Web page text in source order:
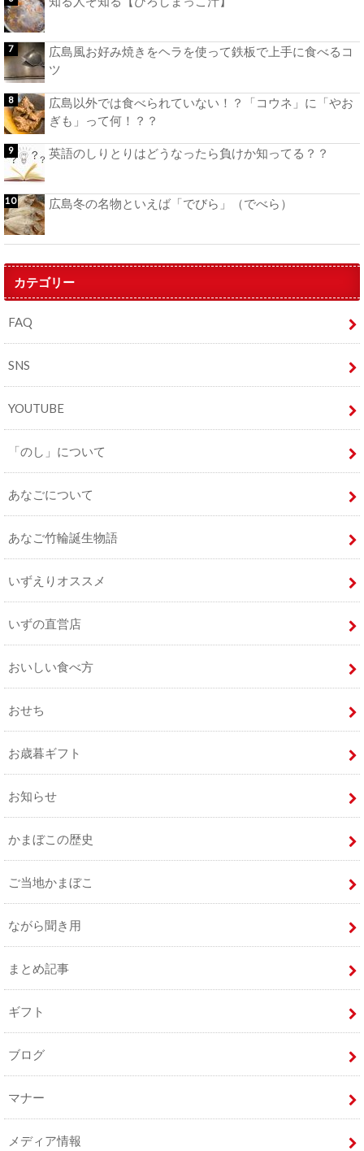
広島風お好み焼きをヘラを使って鉄板で上手に食べるコ
ツ
広島以外では食べられていない！？「コウネ」に「やお
ぎも」って何！？？
英語のしりとりはどうなったら負けか知ってる？？
広島冬の名物といえば「でびら」（でべら）
カテゴリー
FAQ
SNS
YOUTUBE
「のし」について
あなごについて
あなご竹輪誕生物語
いずえりオススメ
いずの直営店
おいしい食べ方
おせち
お歳暮ギフト
お知らせ
かまぼこの歴史
ご当地かまぼこ
ながら聞き用
まとめ記事
ギフト
ブログ
マナー
メディア情報